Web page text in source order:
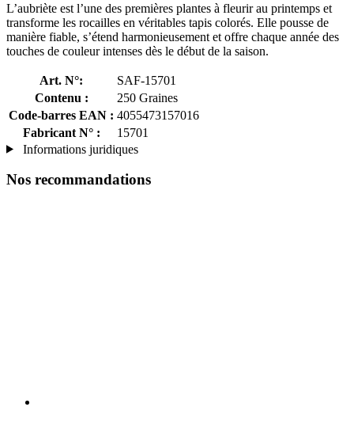
L’aubriète est l’une des premières plantes à fleurir au printemps et
transforme les rocailles en véritables tapis colorés. Elle pousse de
manière fiable, s’étend harmonieusement et offre chaque année des
touches de couleur intenses dès le début de la saison.
Art. N°:
SAF-15701
Contenu :
250 Graines
Code-barres EAN : 4055473157016
Fabricant N° :
15701
Informations juridiques
Nos recommandations